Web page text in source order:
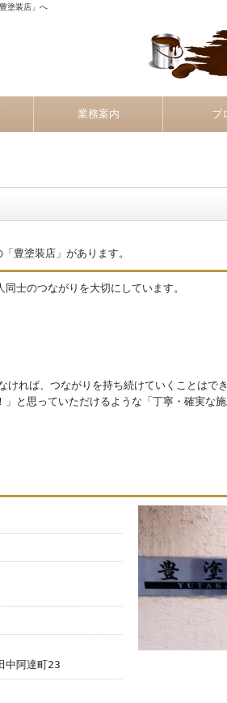
塗装店」へ
業務案内 ブ
豊塗装店」があります。
士のつながりを大切にしています。
れば、つながりを持ち続けていくことはでき
と思っていただけるような「丁寧・確実な
中阿達町23